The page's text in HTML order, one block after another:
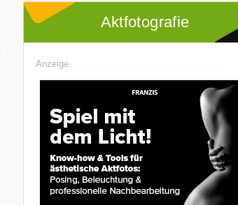
Aktfotografie
Anzeige